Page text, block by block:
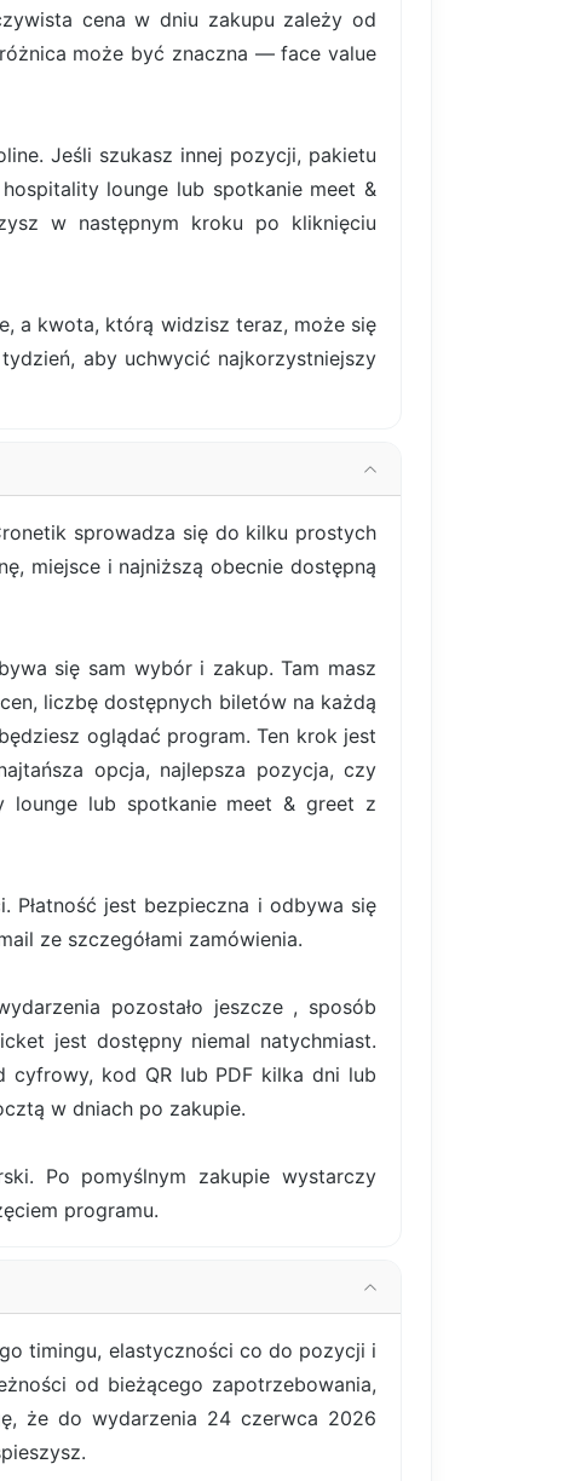
cena w dniu zakupu zależy od
może być znaczna — face value
Jeśli szukasz innej pozycji, pakietu
lounge lub spotkanie meet &
w następnym kroku po kliknięciu
a kwota, którą widzisz teraz, może się
aby uchwycić najkorzystniejszy
sprowadza się do kilku prostych
miejsce i najniższą obecnie dostępną
się sam wybór i zakup. Tam masz
liczbę dostępnych biletów na każdą
oglądać program. Ten krok jest
opcja, najlepsza pozycja, czy
lounge lub spotkanie meet & greet z
Płatność jest bezpieczna i odbywa się
ze szczegółami zamówienia.
pozostało jeszcze , sposób
jest dostępny niemal natychmiast.
kod QR lub PDF kilka dni lub
w dniach po zakupie.
Po pomyślnym zakupie wystarczy
programu.
timingu, elastyczności co do pozycji i
od bieżącego zapotrzebowania,
że do wydarzenia 24 czerwca 2026